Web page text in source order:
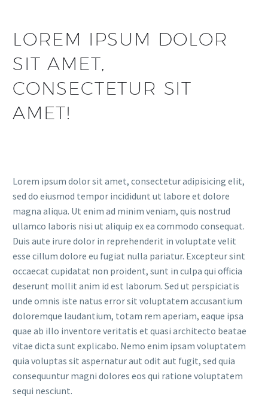
LOREM IPSUM DOLOR
SIT AMET,
CONSECTETUR SIT
AMET!
Lorem ipsum dolor sit amet, consectetur adipisicing elit,
sed do eiusmod tempor incididunt ut labore et dolore
magna aliqua. Ut enim ad minim veniam, quis nostrud
ullamco laboris nisi ut aliquip ex ea commodo consequat.
Duis aute irure dolor in reprehenderit in voluptate velit
esse cillum dolore eu fugiat nulla pariatur. Excepteur sint
occaecat cupidatat non proident, sunt in culpa qui officia
deserunt mollit anim id est laborum. Sed ut perspiciatis
unde omnis iste natus error sit voluptatem accusantium
doloremque laudantium, totam rem aperiam, eaque ipsa
quae ab illo inventore veritatis et quasi architecto beatae
vitae dicta sunt explicabo. Nemo enim ipsam voluptatem
quia voluptas sit aspernatur aut odit aut fugit, sed quia
consequuntur magni dolores eos qui ratione voluptatem
sequi nesciunt.